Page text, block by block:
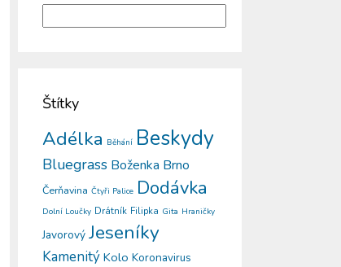
Štítky
Adélka Běhání Beskydy
Bluegrass Boženka Brno
Čerňavina Čtyři Palice Dodávka
Dolní Loučky Drátník Filipka Gita Hraničky
Javorový Jeseníky
Kamenitý Kolo Koronavirus